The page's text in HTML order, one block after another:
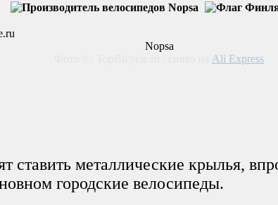
Nopsa
Ali Express
ставить металлические крылья,
городские велосипеды.